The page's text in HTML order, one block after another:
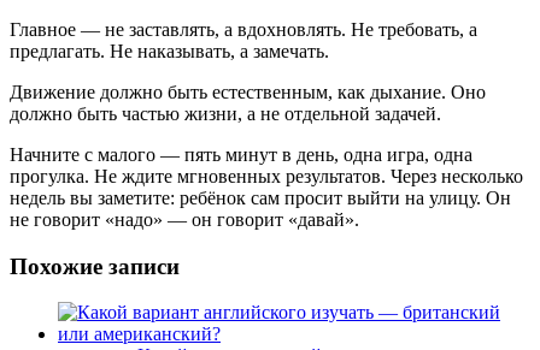
Главное — не заставлять, а вдохновлять. Не требовать, а
предлагать. Не наказывать, а замечать.
Движение должно быть естественным, как дыхание. Оно
должно быть частью жизни, а не отдельной задачей.
Начните с малого — пять минут в день, одна игра, одна
прогулка. Не ждите мгновенных результатов. Через несколько
недель вы заметите: ребёнок сам просит выйти на улицу. Он
не говорит «надо» — он говорит «давай».
Похожие записи